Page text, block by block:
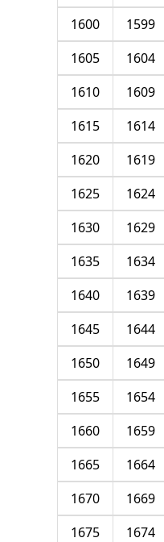
1599
1600
1604
1605
1609
1610
1614
1615
1619
1620
1624
1625
1629
1630
1634
1635
1639
1640
1644
1645
1649
1650
1654
1655
1659
1660
1664
1665
1669
1670
1674
1675